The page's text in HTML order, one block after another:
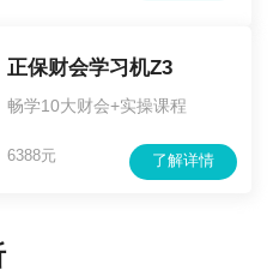
会涉及一些复杂的计
正保财会学习机Z3
畅学10大财会+实操课程
了解详情
6388元